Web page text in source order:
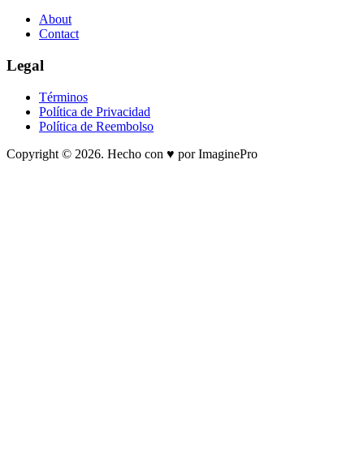
About
Contact
Legal
Términos
Política de Privacidad
Política de Reembolso
Copyright © 2026. Hecho con ♥ por ImaginePro